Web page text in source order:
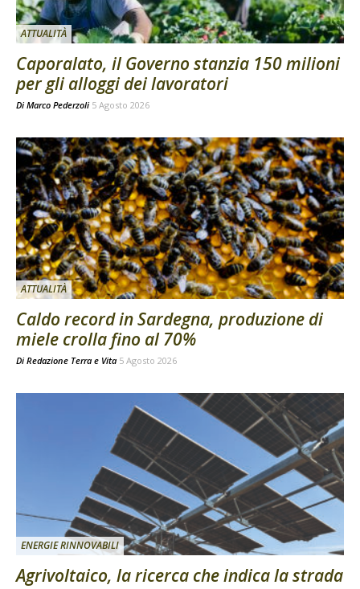
ATTUALITÀ
Caporalato, il Governo stanzia 150 milioni
per gli alloggi dei lavoratori
Di Marco Pederzoli 5 Agosto 2026
ATTUALITÀ
Caldo record in Sardegna, produzione di
miele crolla fino al 70%
Di Redazione Terra e Vita 5 Agosto 2026
ENERGIE RINNOVABILI
Agrivoltaico, la ricerca che indica la strada